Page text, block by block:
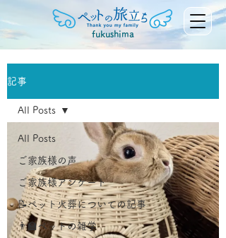
fukushima
記事
All Posts
ご家族様の声
ご家族様アンケート
📝ペット火葬についての記事
👨‍🏫ペットの雑学
All Posts